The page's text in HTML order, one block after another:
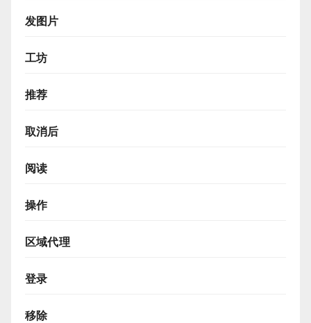
发图片
工坊
推荐
取消后
阅读
操作
区域代理
登录
移除